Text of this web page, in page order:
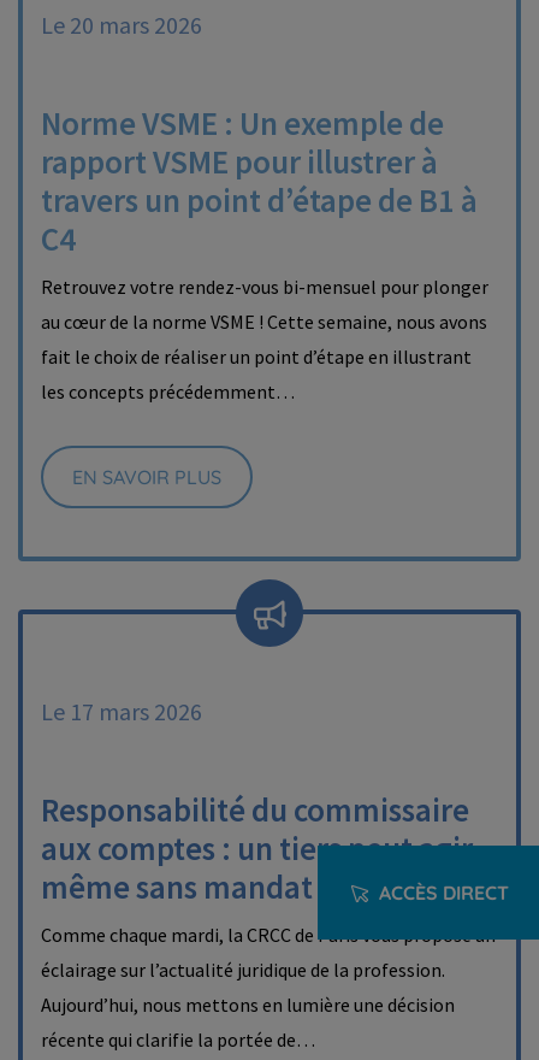
ACCÈS DIRECT
Le 20 mars 2026
Norme VSME : Un exemple de
rapport VSME pour illustrer à
travers un point d’étape de B1 à
C4
Retrouvez votre rendez-vous bi-mensuel pour plonger
au cœur de la norme VSME ! Cette semaine, nous avons
fait le choix de réaliser un point d’étape en illustrant
les concepts précédemment…
EN SAVOIR PLUS
Le 17 mars 2026
Responsabilité du commissaire
aux comptes : un tiers peut agir
même sans mandat
Comme chaque mardi, la CRCC de Paris vous propose un
éclairage sur l’actualité juridique de la profession.
Aujourd’hui, nous mettons en lumière une décision
récente qui clarifie la portée de…